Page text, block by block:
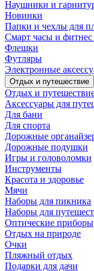
Наушники и
Новинки
Папки и чехлы для
Смарт часы и фитнес
Флешки
Футляры
Электронные
Отдых и путешествие
Отдых и
Аксессуары для
Для бани
Для спорта
Дорожные
Дорожные подушки
Игры и головоломки
Инструменты
Красота и здоровье
Мячи
Наборы для пикника
Наборы для
Оптические приборы
Отдых на природе
Очки
Пляжный отдых
Подарки для дачи